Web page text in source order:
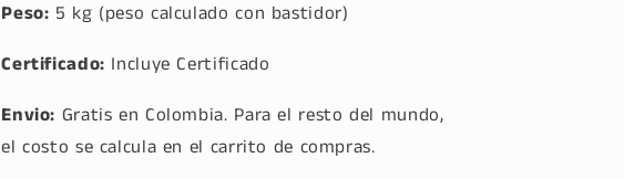
Peso: 5 kg (peso calculado con bastidor)
Certificado: Incluye Certificado
Envio: Gratis en Colombia. Para el resto del mundo,
el costo se calcula en el carrito de compras.